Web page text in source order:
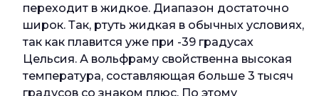
переходит в жидкое. Диапазон достаточно
широк. Так, ртуть жидкая в обычных условиях,
так как плавится уже при -39 градусах
Цельсия. А вольфраму свойственна высокая
температура, составляющая больше 3 тысяч
градусов со знаком плюс. По этому